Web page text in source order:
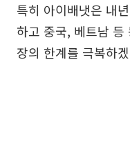
특히 아이배냇은 내
하고 중국, 베트남 등
장의 한계를 극복하